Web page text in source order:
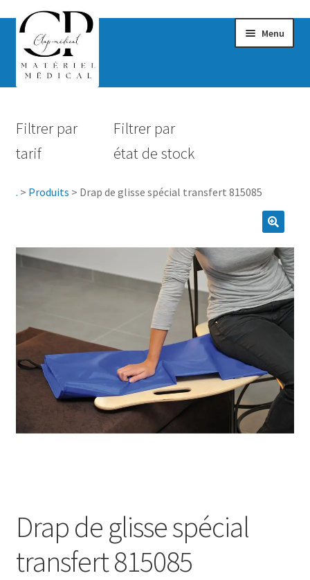
Menu
Hygiène
Accessoires Salle de bain
Sécurité
Pro.
0.00 €
Filtrer par
tarif
Filtrer par
état de stock
. > Produits > Drap de glisse spécial transfert 815085
Drap de glisse spécial
transfert 815085